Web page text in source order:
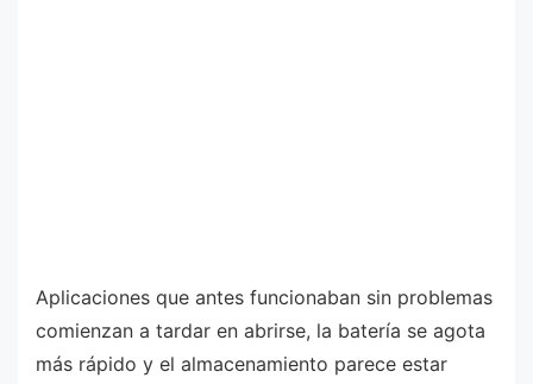
Aplicaciones que antes funcionaban sin problemas
comienzan a tardar en abrirse, la batería se agota
más rápido y el almacenamiento parece estar